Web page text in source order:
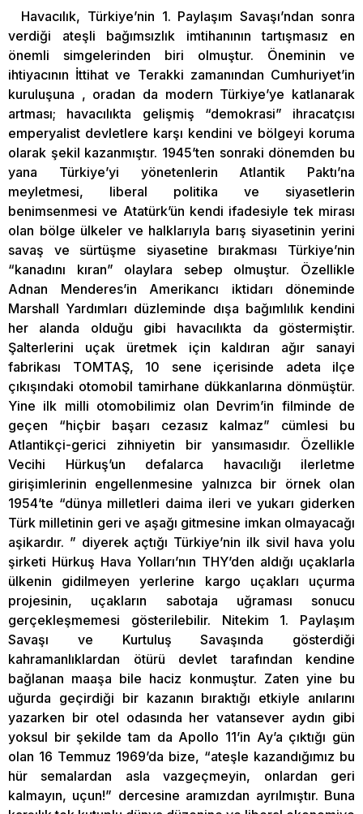
Havacılık, Türkiye’nin 1. Paylaşım Savaşı’ndan sonra
verdiği ateşli bağımsızlık imtihanının tartışmasız en
önemli simgelerinden biri olmuştur. Öneminin ve
ihtiyacının İttihat ve Terakki zamanından Cumhuriyet’in
kuruluşuna , oradan da modern Türkiye’ye katlanarak
artması; havacılıkta gelişmiş “demokrasi” ihracatçısı
emperyalist devletlere karşı kendini ve bölgeyi koruma
olarak şekil kazanmıştır. 1945’ten sonraki dönemden bu
yana Türkiye’yi yönetenlerin Atlantik Paktı’na
meyletmesi, liberal politika ve siyasetlerin
benimsenmesi ve Atatürk’ün kendi ifadesiyle tek mirası
olan bölge ülkeler ve halklarıyla barış siyasetinin yerini
savaş ve sürtüşme siyasetine bırakması Türkiye’nin
“kanadını kıran” olaylara sebep olmuştur. Özellikle
Adnan Menderes’in Amerikancı iktidarı döneminde
Marshall Yardımları düzleminde dışa bağımlılık kendini
her alanda olduğu gibi havacılıkta da göstermiştir.
Şalterlerini uçak üretmek için kaldıran ağır sanayi
fabrikası TOMTAŞ, 10 sene içerisinde adeta ilçe
çıkışındaki otomobil tamirhane dükkanlarına dönmüştür.
Yine ilk milli otomobilimiz olan Devrim’in filminde de
geçen “hiçbir başarı cezasız kalmaz” cümlesi bu
Atlantikçi-gerici zihniyetin bir yansımasıdır. Özellikle
Vecihi Hürkuş’un defalarca havacılığı ilerletme
girişimlerinin engellenmesine yalnızca bir örnek olan
1954’te “dünya milletleri daima ileri ve yukarı giderken
Türk milletinin geri ve aşağı gitmesine imkan olmayacağı
aşikardır. ” diyerek açtığı Türkiye’nin ilk sivil hava yolu
şirketi Hürkuş Hava Yolları’nın THY’den aldığı uçaklarla
ülkenin gidilmeyen yerlerine kargo uçakları uçurma
projesinin, uçakların sabotaja uğraması sonucu
gerçekleşmemesi gösterilebilir. Nitekim 1. Paylaşım
Savaşı ve Kurtuluş Savaşında gösterdiği
kahramanlıklardan ötürü devlet tarafından kendine
bağlanan maaşa bile haciz konmuştur. Zaten yine bu
uğurda geçirdiği bir kazanın bıraktığı etkiyle anılarını
yazarken bir otel odasında her vatansever aydın gibi
yoksul bir şekilde tam da Apollo 11’in Ay’a çıktığı gün
olan 16 Temmuz 1969’da bize, “ateşle kazandığımız bu
hür semalardan asla vazgeçmeyin, onlardan geri
kalmayın, uçun!” dercesine aramızdan ayrılmıştır. Buna